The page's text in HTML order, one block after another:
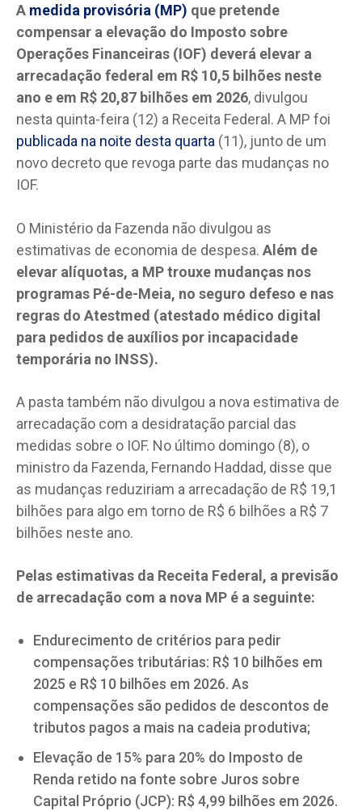
A medida provisória (MP) que pretende
compensar a elevação do Imposto sobre
Operações Financeiras (IOF) deverá elevar a
arrecadação federal em R$ 10,5 bilhões neste
ano e em R$ 20,87 bilhões em 2026, divulgou
nesta quinta-feira (12) a Receita Federal. A MP foi
publicada na noite desta quarta (11), junto de um
novo decreto que revoga parte das mudanças no
IOF.
O Ministério da Fazenda não divulgou as
estimativas de economia de despesa. Além de
elevar alíquotas, a MP trouxe mudanças nos
programas Pé-de-Meia, no seguro defeso e nas
regras do Atestmed (atestado médico digital
para pedidos de auxílios por incapacidade
temporária no INSS).
A pasta também não divulgou a nova estimativa de
arrecadação com a desidratação parcial das
medidas sobre o IOF. No último domingo (8), o
ministro da Fazenda, Fernando Haddad, disse que
as mudanças reduziriam a arrecadação de R$ 19,1
bilhões para algo em torno de R$ 6 bilhões a R$ 7
bilhões neste ano.
Pelas estimativas da Receita Federal, a previsão
de arrecadação com a nova MP é a seguinte:
Endurecimento de critérios para pedir
compensações tributárias: R$ 10 bilhões em
2025 e R$ 10 bilhões em 2026. As
compensações são pedidos de descontos de
tributos pagos a mais na cadeia produtiva;
Elevação de 15% para 20% do Imposto de
Renda retido na fonte sobre Juros sobre
Capital Próprio (JCP): R$ 4,99 bilhões em 2026.